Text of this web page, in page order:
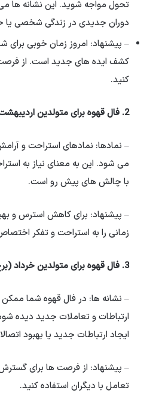
تحول مواجه شوید. این نشانه ها
دوران جدیدی در زندگی شخصی یا
– پیشنهاد: امروز زمان خوبی برای
کشف ایده های جدید است. از
کنید.
2. فال قهوه برای متولدین اردیبهشت (ثور)
– نمادها: نمادهای استراحت و
می شود. این به معنای نیاز به
با چالش های پیش رو است.
– پیشنهاد: برای کاهش استرس و
زمانی را به استراحت و تفکر
3. فال قهوه برای متولدین خرداد (برج جوزا)
– نشانه ها: در فال قهوه شما
ارتباطات و تعاملات جدید دیده
ایجاد ارتباطات جدید یا بهبود
– پیشنهاد: از فرصت ها برای
تعامل با دیگران استفاده کنید.